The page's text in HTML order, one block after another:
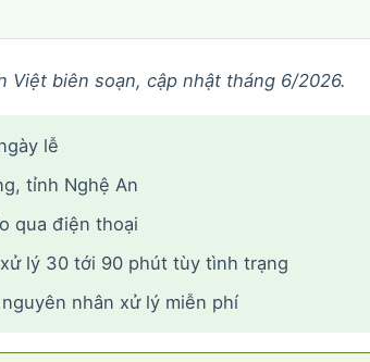
Việt biên soạn, cập nhật tháng 6/2026.
lễ
tỉnh Nghệ An
qua điện thoại
lý 30 tới 90 phút tùy tình trạng
nhân xử lý miễn phí